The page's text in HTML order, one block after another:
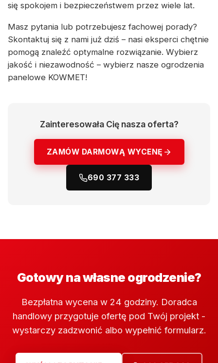
się spokojem i bezpieczeństwem przez wiele lat.
Masz pytania lub potrzebujesz fachowej porady?
Skontaktuj się z nami już dziś – nasi eksperci chętnie
pomogą znaleźć optymalne rozwiązanie. Wybierz
jakość i niezawodność – wybierz nasze ogrodzenia
panelowe KOWMET!
Zainteresowała Cię nasza oferta?
ZAMÓW DARMOWĄ WYCENĘ
690 377 333
Gotowy na własne ogrodzenie?
Bezpłatna wycena w 24 godziny. Doradca
handlowy przygotuje ofertę pod Twój projekt -
wystarczy zadzwonić albo wypełnić formularz.